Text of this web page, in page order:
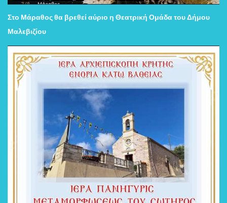
Στο Μάραθος θα βρεθεί αύριο η Θεατρική Ομάδα του Δήμου
Μαλεβιζίου